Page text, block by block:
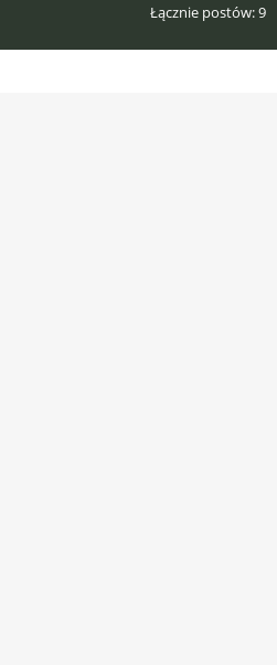
Łącznie postów 9